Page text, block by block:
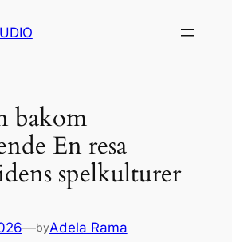
bakom
En resa
spelkulturer
—byAdela Rama